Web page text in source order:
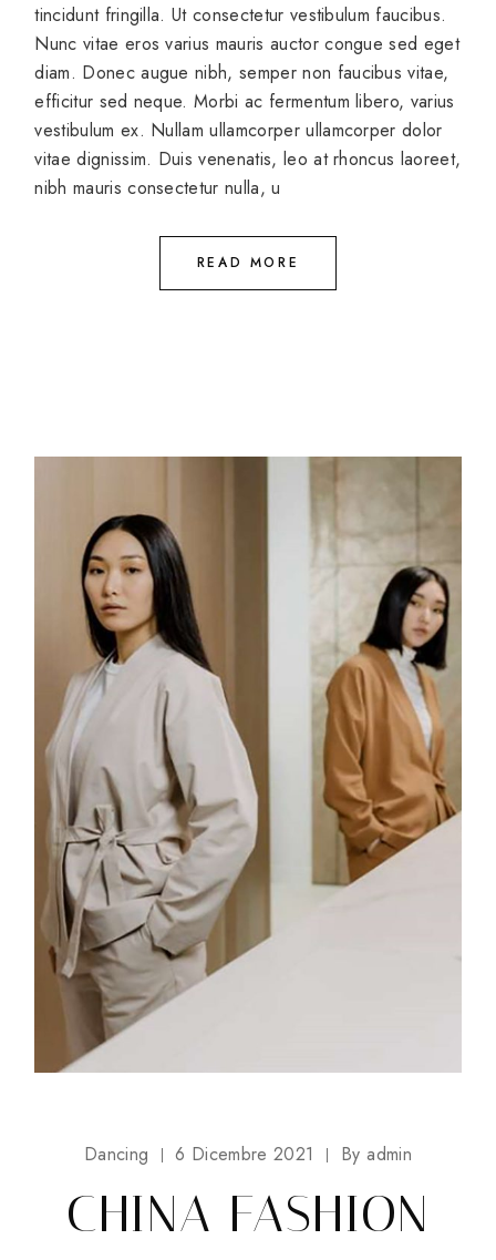
tincidunt fringilla. Ut consectetur vestibulum faucibus.
Nunc vitae eros varius mauris auctor congue sed eget
diam. Donec augue nibh, semper non faucibus vitae,
efficitur sed neque. Morbi ac fermentum libero, varius
vestibulum ex. Nullam ullamcorper ullamcorper dolor
vitae dignissim. Duis venenatis, leo at rhoncus laoreet,
nibh mauris consectetur nulla, u
READ MORE
Dancing 6 Dicembre 2021 By admin
CHINA FASHION